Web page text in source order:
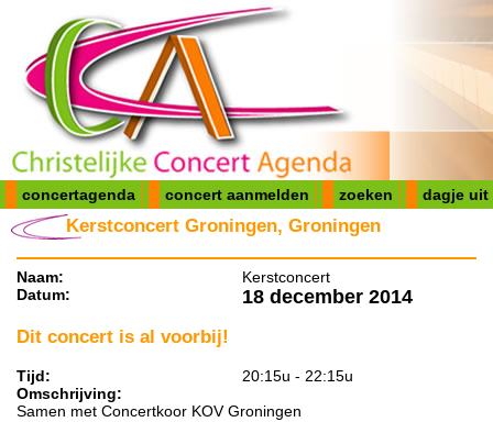
concertagenda concert aanmelden zoeken dagje uit
Kerstconcert Groningen, Groningen
Naam:
Kerstconcert
Datum:
18 december 2014
Dit concert is al voorbij!
Tijd:
20:15u - 22:15u
Omschrijving:
Samen met Concertkoor KOV Groningen